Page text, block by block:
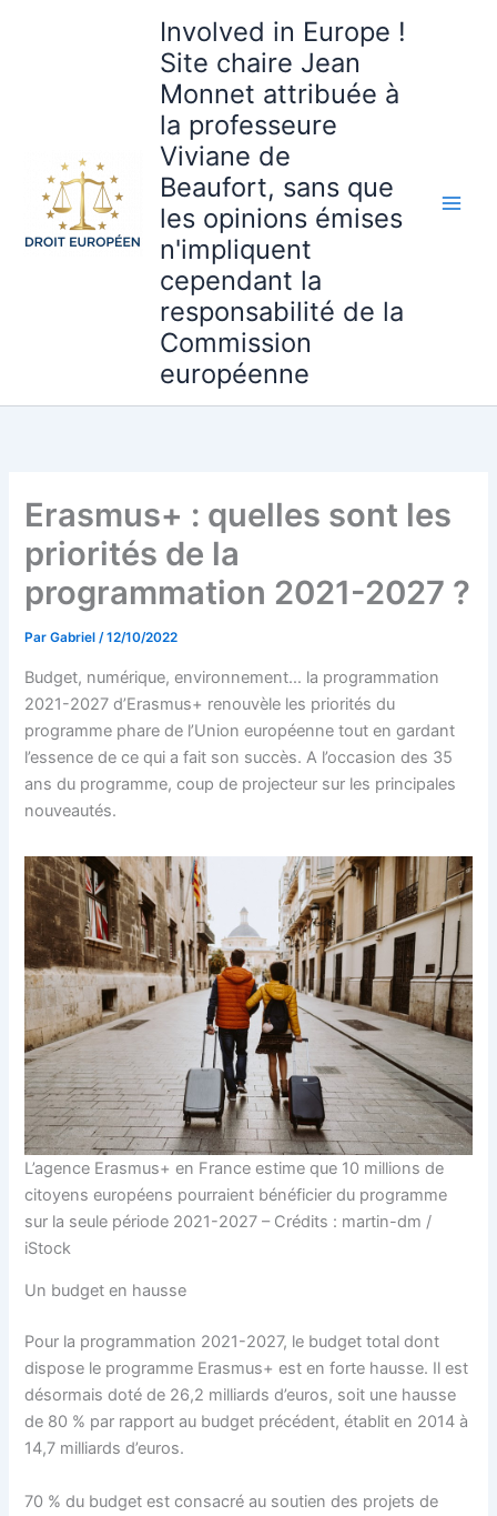
Involved in Europe !
Site chaire Jean
Monnet attribuée à
la professeure
Viviane de
Beaufort, sans que
les opinions émises
n'impliquent
cependant la
responsabilité de la
Commission
européenne
Erasmus+ : quelles sont les
priorités de la
programmation 2021-2027 ?
ParGabriel/12/10/2022
Budget, numérique, environnement… la programmation
2021-2027 d’Erasmus+ renouvèle les priorités du
programme phare de l’Union européenne tout en gardant
l’essence de ce qui a fait son succès. A l’occasion des 35
ans du programme, coup de projecteur sur les principales
nouveautés.
L’agence Erasmus+ en France estime que 10 millions de
citoyens européens pourraient bénéficier du programme
sur la seule période 2021-2027 – Crédits : martin-dm /
iStock
Un budget en hausse
Pour la programmation 2021-2027, le budget total dont
dispose le programme Erasmus+ est en forte hausse. Il est
désormais doté de 26,2 milliards d’euros, soit une hausse
de 80 % par rapport au budget précédent, établit en 2014 à
14,7 milliards d’euros.
70 % du budget est consacré au soutien des projets de